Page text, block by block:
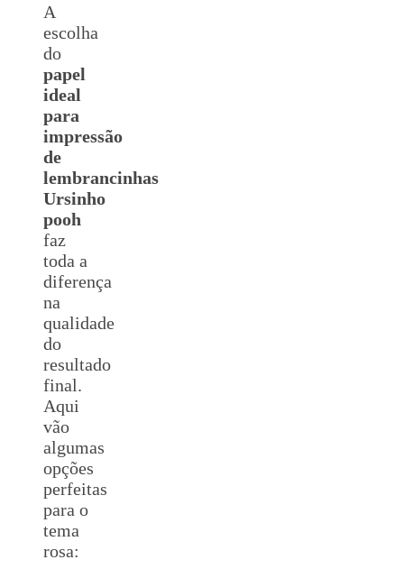
A
escolha
do
papel
ideal
para
impressão
de
lembrancinhas
Ursinho
pooh
faz
toda a
diferença
na
qualidade
do
resultado
final.
Aqui
vão
algumas
opções
perfeitas
para o
tema
rosa: